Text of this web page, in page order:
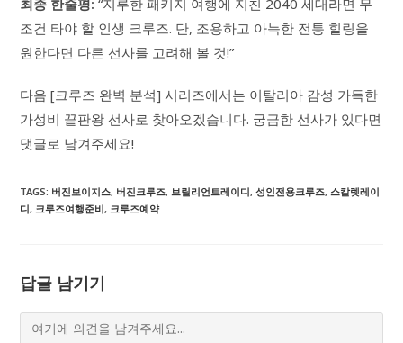
조건 타야 할 인생 크루즈. 단, 조용하고 아늑한 전통 힐링을
원한다면 다른 선사를 고려해 볼 것!”
다음 [크루즈 완벽 분석] 시리즈에서는 이탈리아 감성 가득한
가성비 끝판왕 선사로 찾아오겠습니다. 궁금한 선사가 있다면
댓글로 남겨주세요!
TAGS: 버진보이지스, 버진크루즈, 브릴리언트레이디, 성인전용크루즈, 스칼렛레이
디, 크루즈여행준비, 크루즈예약
답글 남기기
Comment